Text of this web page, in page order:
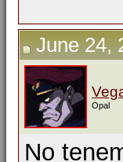
June 24,
Opal
No